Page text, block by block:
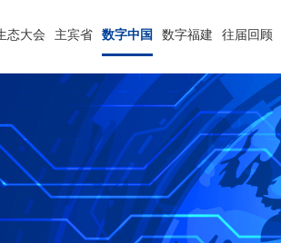
态大会 主宾省 数字中国 数字福建 往届回顾